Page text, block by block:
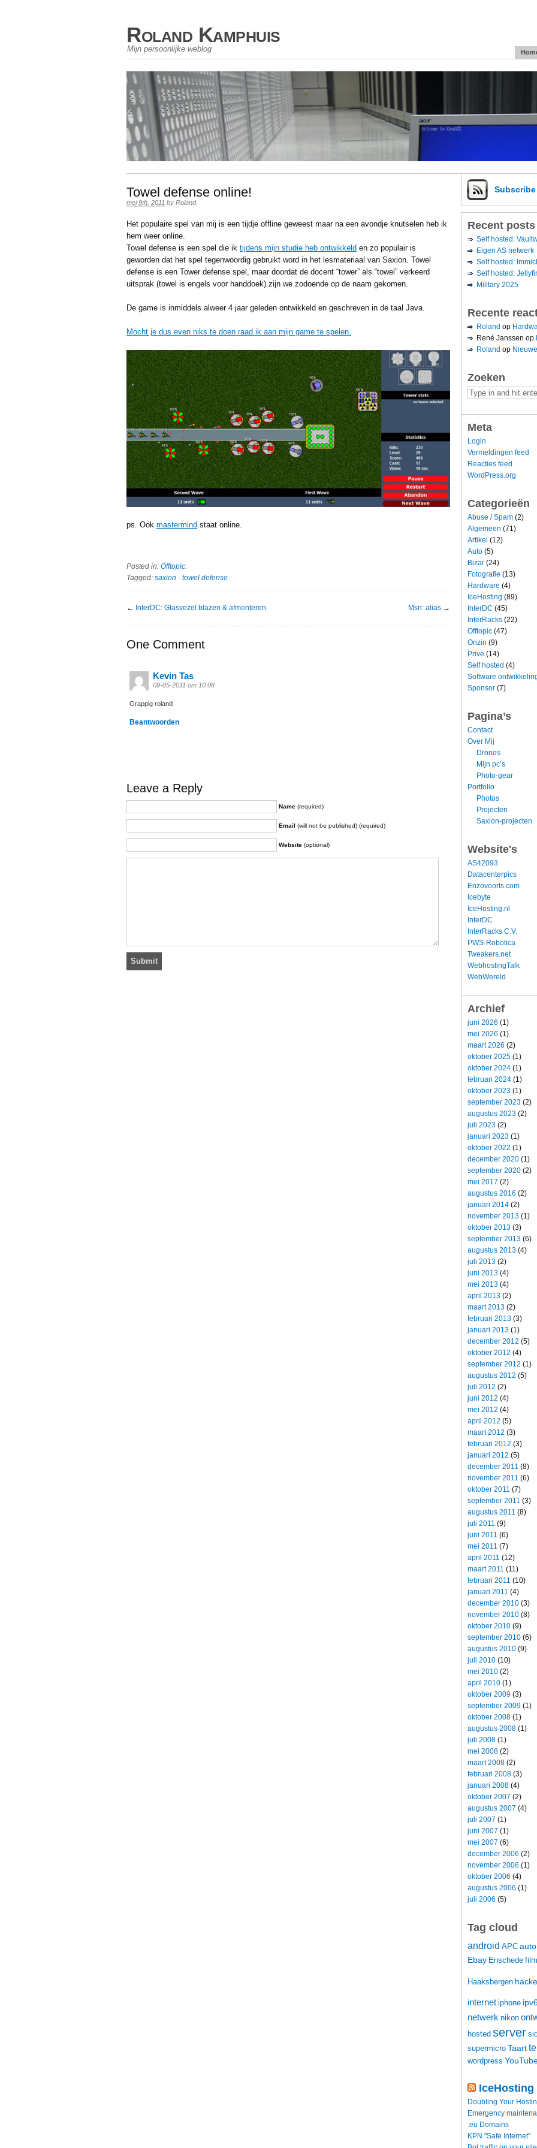
Roland Kamphuis
Mijn persoonlijke weblog
Towel defense online!
mei 9th, 2011 by Roland.
Het populaire spel van mij is een tijdje offline geweest maar na een avondje knutselen heb ik
hem weer online.
Towel defense is een spel die ik tijdens mijn studie heb ontwikkeld en zo populair is
geworden dat het spel tegenwoordig gebruikt word in het lesmateriaal van Saxion. Towel
defense is een Tower defense spel, maar doordat de docent “tower” als “towel” verkeerd
uitsprak (towel is engels voor handdoek) zijn we zodoende op de naam gekomen.
De game is inmiddels alweer 4 jaar geleden ontwikkeld en geschreven in de taal Java.
Mocht je dus even niks te doen raad ik aan mijn game te spelen.
ps. Ook mastermind staat online.
Posted in: Offtopic.
Tagged: saxion · towel defense
← InterDC: Glasvezel blazen & afmonteren Msn: alias →
One Comment
Kevin Tas
09-05-2011 om 10:08
Grappig roland
Beantwoorden
Leave a Reply
Name (required)
Email (will not be published) (required)
Website (optional)
Subscribe
Recent posts
Self hosted:
Eigen AS netwerk
Self hosted:
Self hosted:
Military 2025
Recente
Roland op
René Janssen op
Roland op
Zoeken
Meta
Login
Vermeldingen feed
Reacties feed
WordPress.org
Categorieën
Abuse / Spam (2)
Algemeen (71)
Artikel (12)
Auto (5)
Bizar (24)
Fotografie (13)
Hardware (4)
IceHosting (89)
InterDC (45)
InterRacks (22)
Offtopic (47)
Onzin (9)
Prive (14)
Self hosted (4)
Software
Sponsor (7)
Pagina’s
Contact
Over Mij
Drones
Mijn pc’s
Photo-gear
Portfolio
Photos
Projecten
Saxion-projecten
Website's
AS42093
Datacenterpics
Enzovoorts.com
Icebyte
IceHosting.nl
InterDC
InterRacks C.V.
PWS-Robotica
Tweakers.net
WebhostingTalk
WebWereld
Archief
juni 2026 (1)
mei 2026 (1)
maart 2026 (2)
oktober 2025 (1)
oktober 2024 (1)
februari 2024 (1)
oktober 2023 (1)
september 2023 (2)
augustus 2023 (2)
juli 2023 (2)
januari 2023 (1)
oktober 2022 (1)
december 2020 (1)
september 2020 (2)
mei 2017 (2)
augustus 2016 (2)
januari 2014 (2)
november 2013 (1)
oktober 2013 (3)
september 2013 (6)
augustus 2013 (4)
juli 2013 (2)
juni 2013 (4)
mei 2013 (4)
april 2013 (2)
maart 2013 (2)
februari 2013 (3)
januari 2013 (1)
december 2012 (5)
oktober 2012 (4)
september 2012 (1)
augustus 2012 (5)
juli 2012 (2)
juni 2012 (4)
mei 2012 (4)
april 2012 (5)
maart 2012 (3)
februari 2012 (3)
januari 2012 (5)
december 2011 (8)
november 2011 (6)
oktober 2011 (7)
september 2011 (3)
augustus 2011 (8)
juli 2011 (9)
juni 2011 (6)
mei 2011 (7)
april 2011 (12)
maart 2011 (11)
februari 2011 (10)
januari 2011 (4)
december 2010 (3)
november 2010 (8)
oktober 2010 (9)
september 2010 (6)
augustus 2010 (9)
juli 2010 (10)
mei 2010 (2)
april 2010 (1)
oktober 2009 (3)
september 2009 (1)
oktober 2008 (1)
augustus 2008 (1)
juli 2008 (1)
mei 2008 (2)
maart 2008 (2)
februari 2008 (3)
januari 2008 (4)
oktober 2007 (2)
augustus 2007 (4)
juli 2007 (1)
juni 2007 (1)
mei 2007 (6)
december 2006 (2)
november 2006 (1)
oktober 2006 (4)
augustus 2006 (1)
juli 2006 (5)
Tag cloud
android APC auto
Ebay Enschede film
Haaksbergen
internet iphone
netwerk nikon
hosted server
supermicro Taart
wordpress
IceHosting
Doubling Your
Emergency
.eu Domains
KPN "Safe Internet"